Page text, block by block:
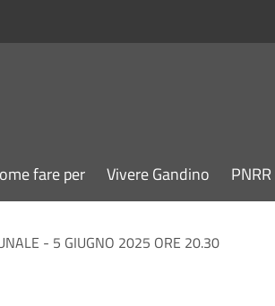
fare per Vivere Gandino PNRR
- 5 GIUGNO 2025 ORE 20.30